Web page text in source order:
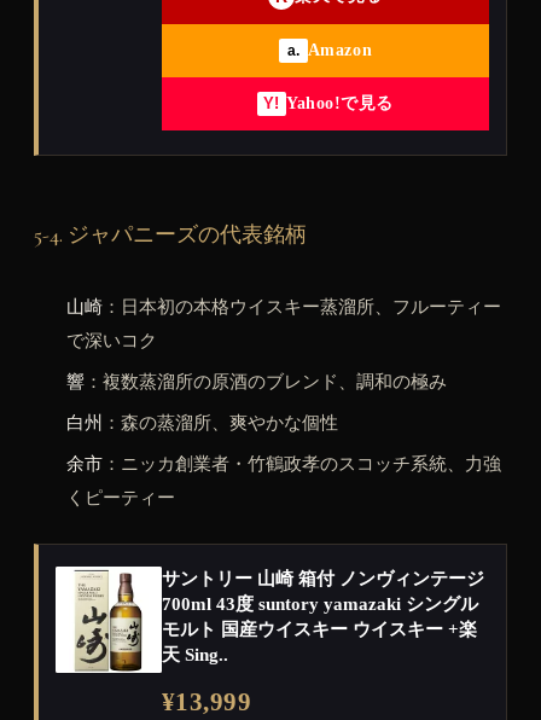
a. Amazon
Y! Yahoo!で見る
5-4. ジャパニーズの代表銘柄
山崎：日本初の本格ウイスキー蒸溜所、フルーティー
で深いコク
響：複数蒸溜所の原酒のブレンド、調和の極み
白州 ：森の蒸溜所、爽やかな個性
余市：ニッカ創業者・竹鶴政孝のスコッチ系統、力強
くピーティー
サントリー 山崎 箱付 ノンヴィンテージ
700ml 43度 suntory yamazaki シングル
モルト 国産ウイスキー ウイスキー +楽
天 Sing..
¥13,999